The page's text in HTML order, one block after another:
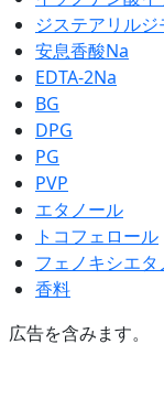
ジステアリル
安息香酸Na
EDTA-2Na
BG
DPG
PG
PVP
エタノール
トコフェロール
フェノキシエタ
香料
広告を含みます。